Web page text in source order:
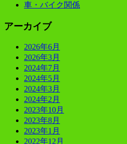
車・バイク関係
アーカイブ
2026年6月
2026年3月
2024年7月
2024年5月
2024年3月
2024年2月
2023年10月
2023年8月
2023年1月
2022年12月